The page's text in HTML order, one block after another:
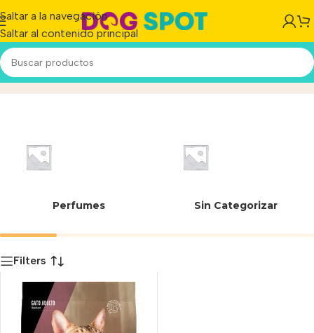
Saltar a la navegación
Saltar al contenido principal
7% Minerales totalesInicio/Producto
Perfumes Sin Categorizar
Filters